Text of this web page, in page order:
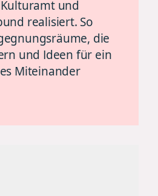
und
realisiert. So
die
und Ideen für ein
Miteinander